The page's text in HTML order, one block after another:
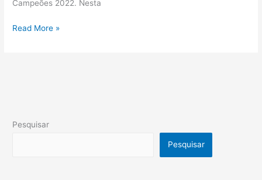
Campeões 2022. Nesta
Read More »
Pesquisar
Pesquisar